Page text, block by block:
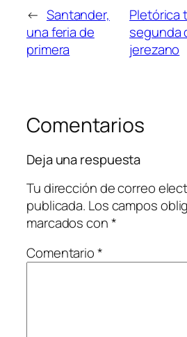
← Santander,
una feria de
primera
Pletórica
segunda
jerezano
Comentarios
Deja una respuesta
Tu dirección de correo
publicada. Los campos
marcados con*
Comentario*